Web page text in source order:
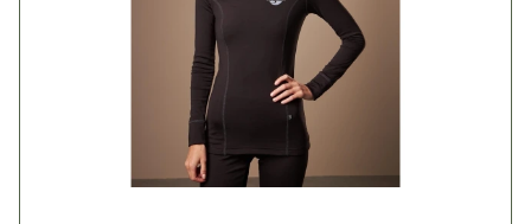
Second Hand NATO